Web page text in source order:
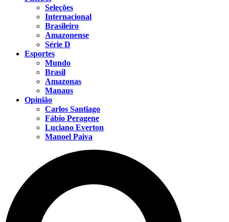
Seleções
Internacional
Brasileiro
Amazonense
Série D
Esportes
Mundo
Brasil
Amazonas
Manaus
Opinião
Carlos Santiago
Fábio Peragene
Luciano Everton
Manoel Paiva